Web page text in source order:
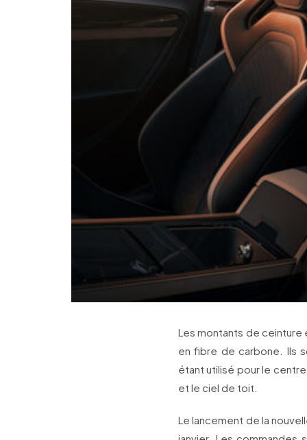
Les montants de ceinture
en fibre de carbone. Ils
étant utilisé pour le
et le ciel de toit.
Le lancement de la